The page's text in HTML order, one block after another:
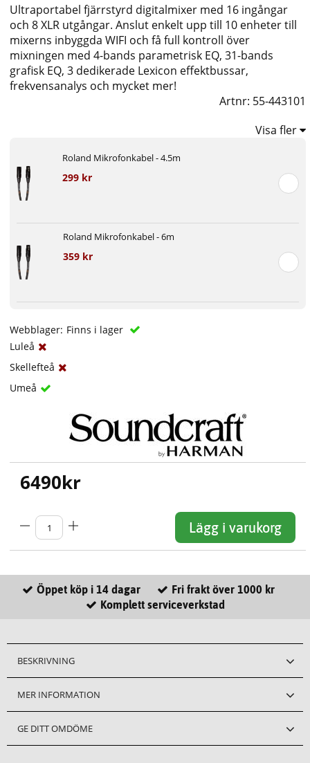
Ultraportabel fjärrstyrd digitalmixer med 16 ingångar
och 8 XLR utgångar. Anslut enkelt upp till 10 enheter till
mixerns inbyggda WIFI och få full kontroll över
mixningen med 4-bands parametrisk EQ, 31-bands
grafisk EQ, 3 dedikerade Lexicon effektbussar,
frekvensanalys och mycket mer!
Artnr: 55-443101
Visa fler
Roland Mikrofonkabel - 4.5m
299 kr
Roland Mikrofonkabel - 6m
359 kr
Webblager: Finns i lager
Luleå
Skellefteå
Umeå
6490kr
Lägg i varukorg
Öppet köp i 14 dagar
Fri frakt över 1000 kr
Komplett serviceverkstad
BESKRIVNING
MER INFORMATION
GE DITT OMDÖME